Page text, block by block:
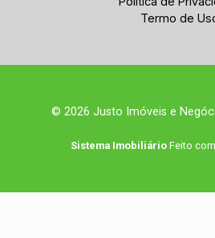
Termo de
© 2026 Justo Imóveis e
Sistema Imobiliário Feito com